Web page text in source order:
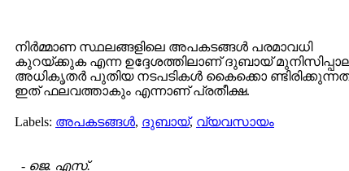
നിര്‍മ്മാണ സ്ഥലങ്ങളിലെ അപകടങ്ങള്‍ പരമാവധി
കുറയ്ക്കുക എന്ന ഉദ്ദേശത്തിലാണ് ദുബായ്
അധികൃതര്‍ പുതിയ നടപടികള്‍ കൈക്കൊ
ഇത് ഫലവത്താകും എന്നാണ് പ്രതീക്ഷ.
Labels: അപകടങ്ങള്‍, ദുബായ്, വ്യവസായം
- ജെ. എസ്.